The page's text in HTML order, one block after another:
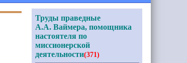
Труды праведные
А.А. Ваймера, помощника
настоятеля по
миссионерской
деятельности(371)